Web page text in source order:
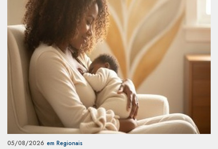
05/08/2026 em Regionais